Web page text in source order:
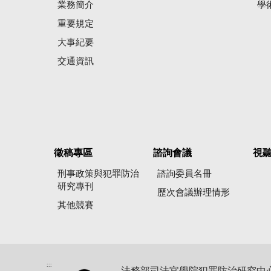
業務簡介
重要規定
大事紀要
交通資訊
學
徵稿專區
刑事政策與犯罪防治
研究專刊
其他競賽
諮詢會議
諮詢委員名冊
歷次會議辦理情形
視
:::